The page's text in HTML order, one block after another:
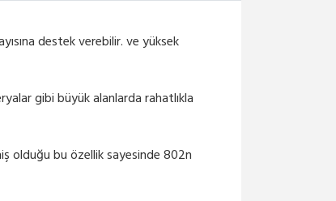
destek verebilir. ve yüksek
gibi büyük alanlarda rahatlıkla
olduğu bu özellik sayesinde 802n